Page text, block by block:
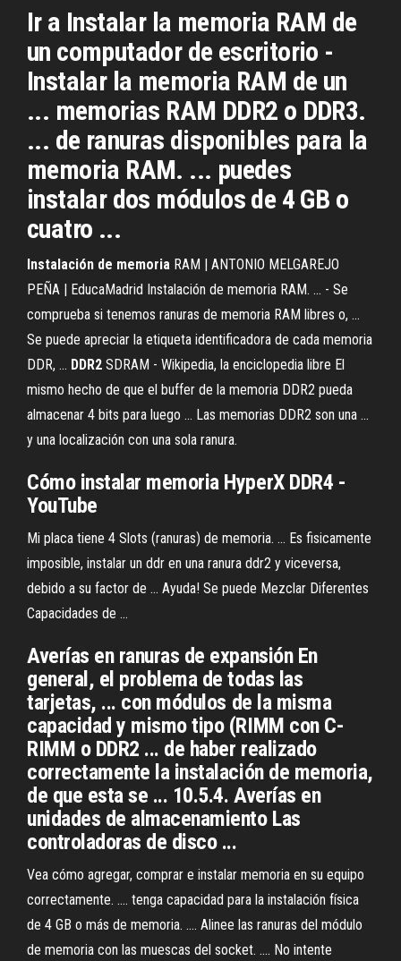
Ir a Instalar la memoria RAM de
un computador de escritorio -
Instalar la memoria RAM de un
... memorias RAM DDR2 o DDR3.
... de ranuras disponibles para la
memoria RAM. ... puedes
instalar dos módulos de 4 GB o
cuatro ...
Instalación de memoria RAM | ANTONIO MELGAREJO
PEÑA | EducaMadrid Instalación de memoria RAM. ... - Se
comprueba si tenemos ranuras de memoria RAM libres o, ...
Se puede apreciar la etiqueta identificadora de cada memoria
DDR, ... DDR2 SDRAM - Wikipedia, la enciclopedia libre El
mismo hecho de que el buffer de la memoria DDR2 pueda
almacenar 4 bits para luego ... Las memorias DDR2 son una ...
y una localización con una sola ranura.
Cómo instalar memoriaHyperX DDR4 -
YouTube
Mi placa tiene 4 Slots (ranuras) de memoria. ... Es fisicamente
imposible, instalar un ddr en una ranura ddr2 y viceversa,
debido a su factor de ... Ayuda! Se puede Mezclar Diferentes
Capacidades de ...
Averías en ranuras de expansión En
general, el problema de todas las
tarjetas, ... con módulos de la misma
capacidad y mismo tipo (RIMM con C-
RIMM o DDR2 ... de haber realizado
correctamente la instalación de memoria,
de que esta se ... 10.5.4. Averías en
unidades de almacenamiento Las
controladoras de disco ...
Vea cómo agregar, comprar e instalar memoria en su equipo
correctamente. .... tenga capacidad para la instalación física
de 4 GB o más de memoria. .... Alinee las ranuras del módulo
de memoria con las muescas del socket. .... No intente